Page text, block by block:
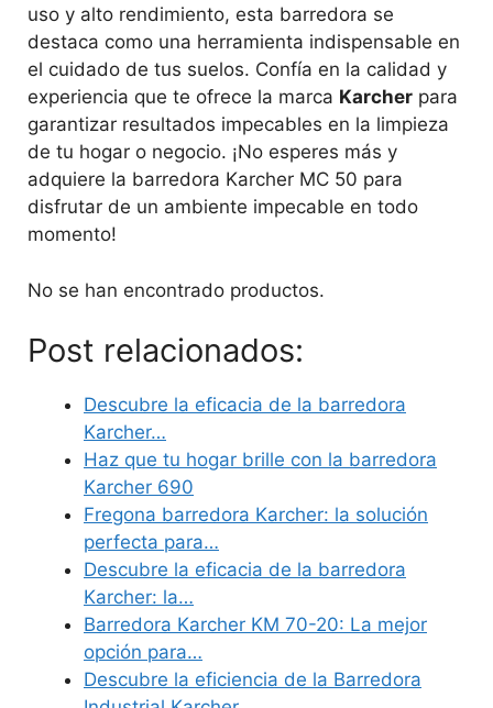
uso y alto rendimiento, esta barredora se
destaca como una herramienta indispensable en
el cuidado de tus suelos. Confía en la calidad y
experiencia que te ofrece la marca Karcher para
garantizar resultados impecables en la limpieza
de tu hogar o negocio. ¡No esperes más y
adquiere la barredora Karcher MC 50 para
disfrutar de un ambiente impecable en todo
momento!
No se han encontrado productos.
Post relacionados:
Descubre la eficacia de la barredora
Karcher…
Haz que tu hogar brille con la barredora
Karcher 690
Fregona barredora Karcher: la solución
perfecta para…
Descubre la eficacia de la barredora
Karcher: la…
Barredora Karcher KM 70-20: La mejor
opción para…
Descubre la eficiencia de la Barredora